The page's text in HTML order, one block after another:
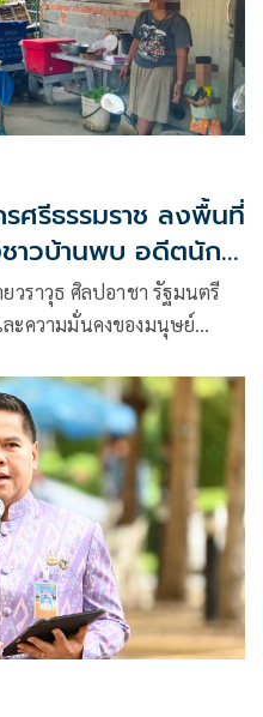
ศรีธรรมราช ลงพื้นที่
าวบ้านพบ อดีตนัก
ร่อน ป่วยจิตเวช
วราวุธ ศิลปอาชา รัฐมนตรี
ะความมั่นคงของมนุษย์
จาก ศรส. จังหวัด
เฟ่กลายเป็นคนเร่ร่อน